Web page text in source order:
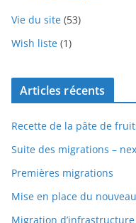
Vie du site (53)
Wish liste (1)
Articles récents
Recette de la pâte de
Suite des migrations –
Premières migrations
Mise en place du
Migration